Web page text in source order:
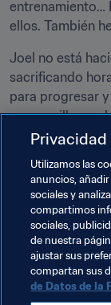
entrenamiento…
ellos. También
Joel no está
sacrificando
para progresar
una semilla que
toda la vida, al
vidas.
“No se trata de
encontrar el
crean”,
Temas
Privacidad
Utilizamos las
anuncios,
sociales y
compartimos
sociales,
de nuestra
ajustar sus
compartan sus
de Datos de la